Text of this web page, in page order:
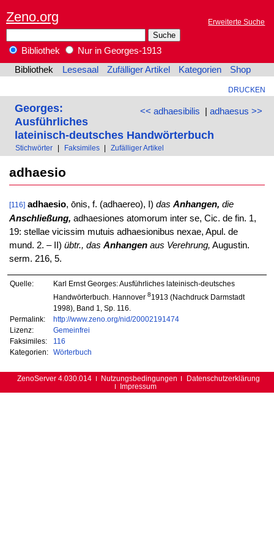
Zeno.org Erweiterte Suche
Bibliothek
Nur in Georges-1913
Bibliothek
Lesesaal Zufälliger Artikel Kategorien Shop
DRUCKEN
<< adhaesibilis | adhaesus >>
Georges:
Ausführliches
lateinisch-deutsches Handwörterbuch
Stichwörter Faksimiles Zufälliger Artikel
adhaesio
[116] adhaesio, ōnis, f. (adhaereo), I) das Anhangen, die
Anschließung, adhaesiones atomorum inter se, Cic. de fin. 1,
19: stellae vicissim mutuis adhaesionibus nexae, Apul. de
mund. 2. – II) übtr., das Anhangenaus Verehrung, Augustin.
serm. 216, 5.
Quelle:
Karl Ernst Georges: Ausführliches lateinisch-deutsches
Handwörterbuch. Hannover 81913 (Nachdruck Darmstadt
1998), Band 1, Sp. 116.
Permalink:
http://www.zeno.org/nid/20002191474
Lizenz:
Gemeinfrei
Faksimiles:
116
Kategorien:
Wörterbuch
ZenoServer 4.030.014 Nutzungsbedingungen
Datenschutzerklärung
Impressum